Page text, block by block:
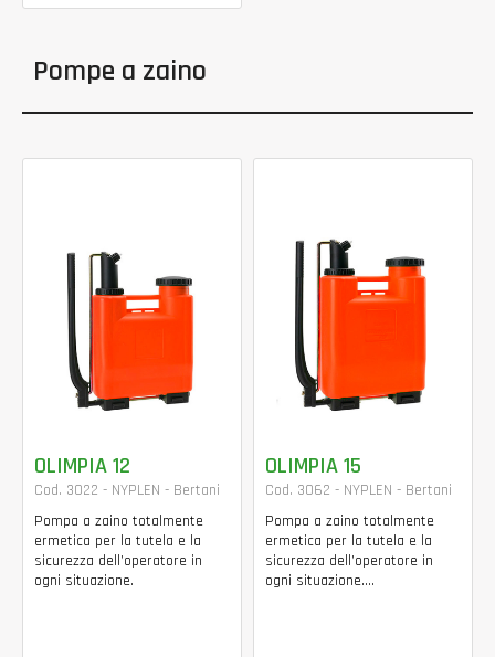
Pompe a zaino
OLIMPIA 12
Cod. 3022 - NYPLEN - Bertani
Pompa a zaino totalmente
ermetica per la tutela e la
sicurezza dell’operatore in
ogni situazione.
OLIMPIA 15
Cod. 3062 - NYPLEN - Bertani
Pompa a zaino totalmente
ermetica per la tutela e la
sicurezza dell’operatore in
ogni situazione....